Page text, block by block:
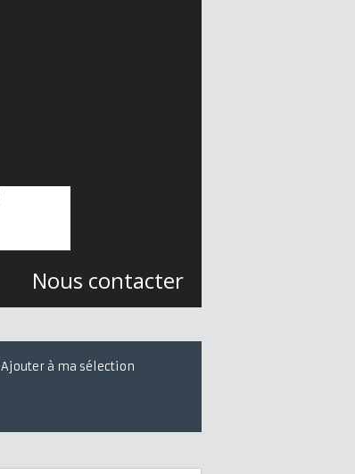
Nous contacter
Ajouter à ma sélection